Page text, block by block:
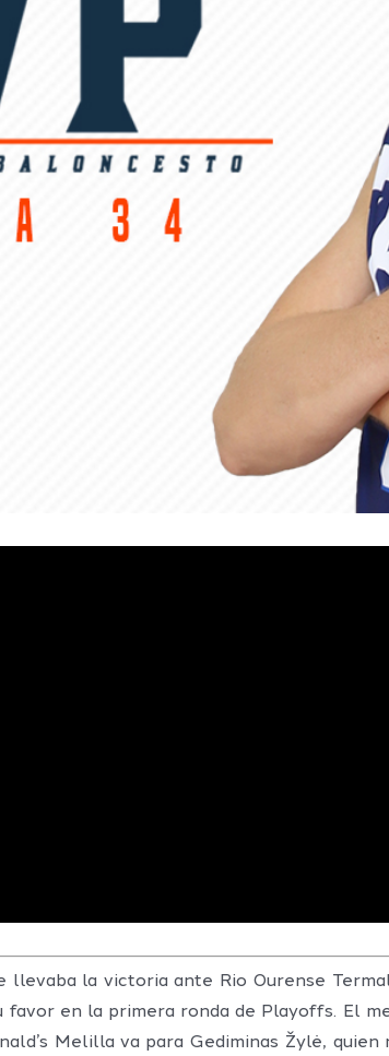
la victoria ante Rio Ourense
en la primera ronda de Playoffs. El
Melilla va para Gediminas Žylė,